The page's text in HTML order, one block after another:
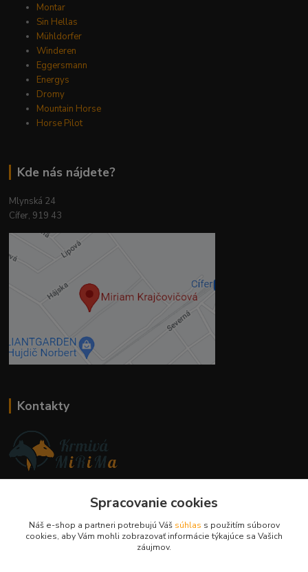
Montar
Sin Hellas
Mühldorfer
Winderen
Eggersmann
Energys
Dromy
Mountain Horse
Horse Pilot
Kde nás nájdete?
Mlynská 24
Cífer, 919 43
Kontakty
+421 944 394 715
info@krmivamirima.sk
Spracovanie cookies
Náš e-shop a partneri potrebujú Váš súhlas s použitím súborov
cookies, aby Vám mohli zobrazovať informácie týkajúce sa Vašich
záujmov.